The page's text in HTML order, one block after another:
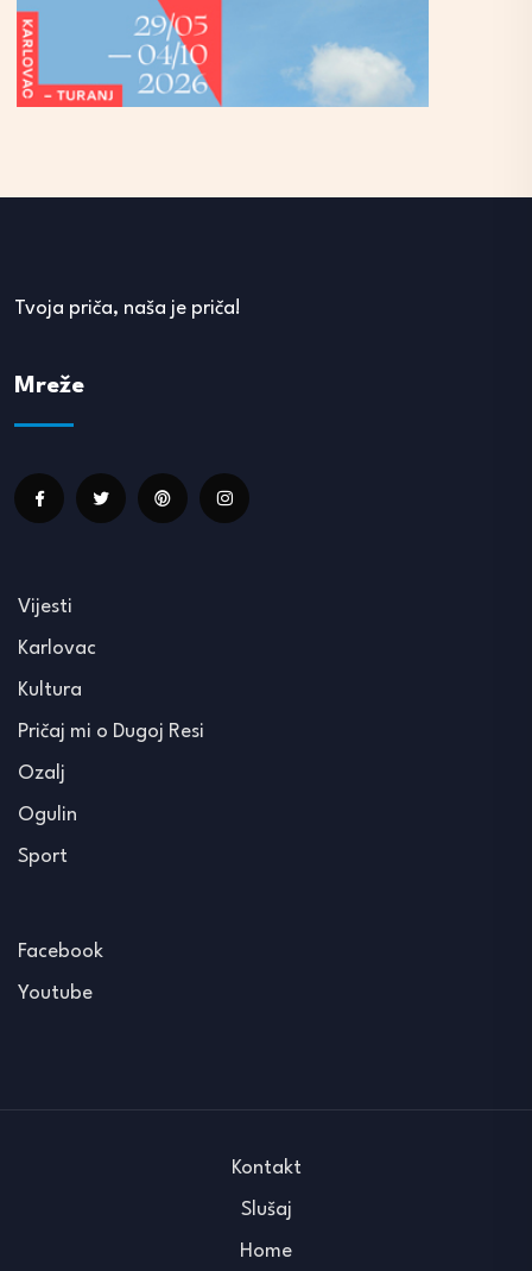
Tvoja priča, naša je priča!
Mreže
Vijesti
Karlovac
Kultura
Pričaj mi o Dugoj Resi
Ozalj
Ogulin
Sport
Facebook
Youtube
Kontakt
Slušaj
Home